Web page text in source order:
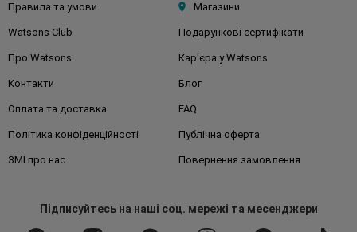
Правила та умови Магазини
Watsons Club Подарункові сертифікати
Про Watsons Кар'єра у Watsons
Контакти Блог
Оплата та доставка FAQ
Політика конфіденційності Публічна оферта
ЗМІ про нас Повернення замовлення
Підписуйтесьна наші соц. мережі та месенджери